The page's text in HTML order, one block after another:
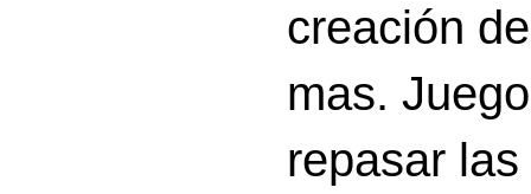
creación
mas.
repasar